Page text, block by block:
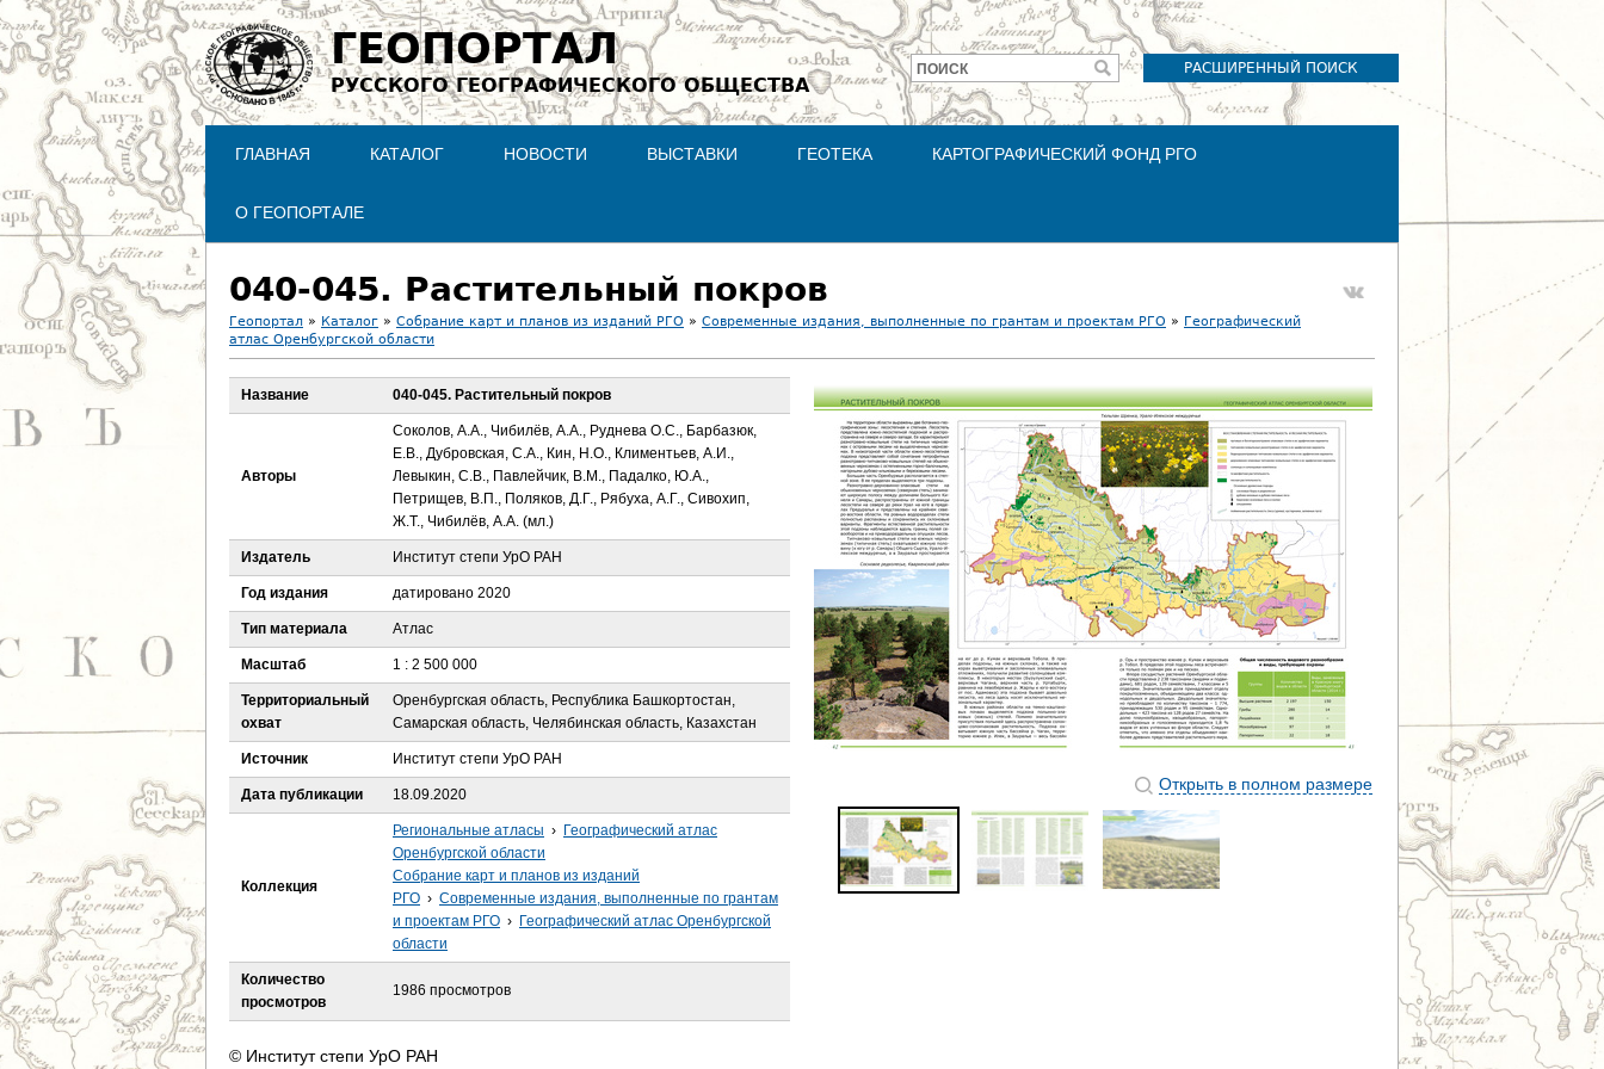
Jump to navigation
ГЕОПОРТАЛ
РУССКОГО ГЕОГРАФИЧЕСКОГО ОБЩЕСТВА
РАСШИРЕННЫЙ ПОИСК
Форма
поиска
ПОИСК
ГЛАВНАЯ КАТАЛОГ НОВОСТИ ВЫСТАВКИ ГЕОТЕКА КАРТОГРАФИЧЕСКИЙ ФОНД РГО
О ГЕОПОРТАЛЕ
040-045. Растительный покров
В
ы
е
с
Геопортал » Каталог » Собрание карт и планов из изданий РГО » Современные издания, выполненные по грантам и проектам РГО » Географический
атлас Оренбургской области
Открыть в полном размере
Название 040-045. Растительный покров
Авторы
Соколов, А.А., Чибилёв, А.А., Руднева О.С., Барбазюк,
Е.В., Дубровская, С.А., Кин, Н.О., Климентьев, А.И.,
Левыкин, С.В., Павлейчик, В.М., Падалко, Ю.А.,
Петрищев, В.П., Поляков, Д.Г., Рябуха, А.Г., Сивохип,
Ж.Т., Чибилёв, А.А. (мл.)
Издатель Институт степи УрО РАН
Год издания датировано 2020
Тип материала Атлас
Масштаб 1 : 2 500 000
Территориальный
охват
Оренбургская область, Республика Башкортостан,
Самарская область, Челябинская область, Казахстан
Источник Институт степи УрО РАН
Дата публикации 18.09.2020
Коллекция
Региональные атласы › Географический атлас
Оренбургской области
Собрание карт и планов из изданий
РГО › Современные издания, выполненные по грантам
и проектам РГО › Географический атлас Оренбургской
области
Количество
просмотров
1986 просмотров
© Институт степи УрО РАН